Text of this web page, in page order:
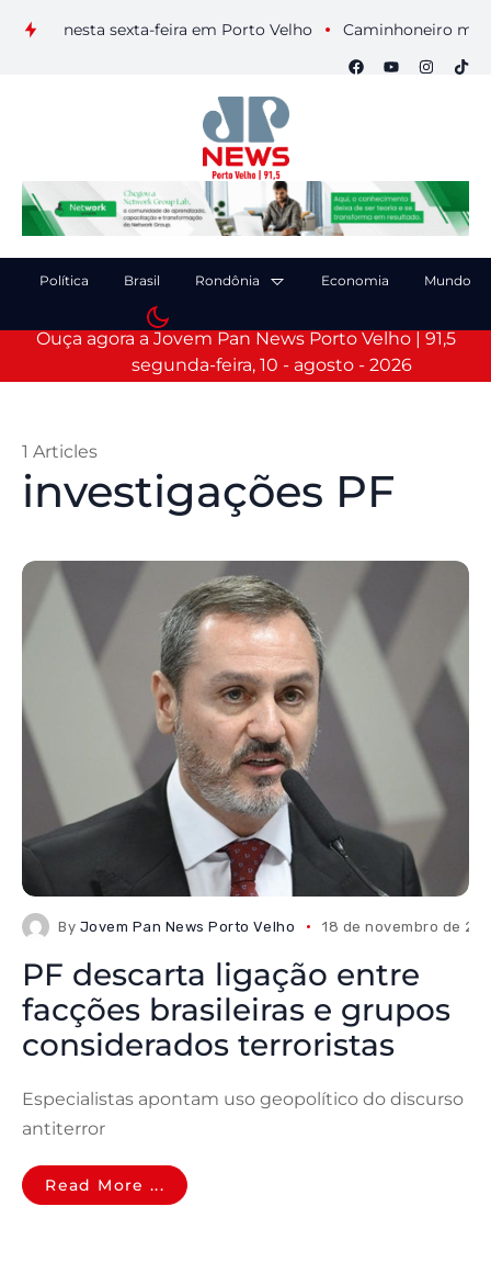
nesta sexta-feira em Porto Velho Caminhoneiro morre
Política Brasil Rondônia Economia Mundo
Ouça agora a Jovem Pan News Porto Velho | 91,5
segunda-feira, 10 - agosto - 2026
investigações PF
1 Articles
By Jovem Pan News Porto Velho 18 de novembro de
PF descarta ligação entre
facções brasileiras e grupos
considerados terroristas
Especialistas apontam uso geopolítico do discurso
antiterror
Read More ...